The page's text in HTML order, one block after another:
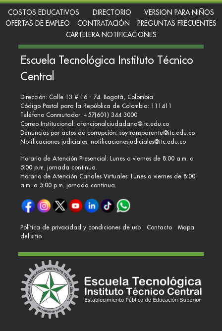
COSTOS EDUCATIVOS DIRECTORIO
VERSION PARA NIÑOS
OFERTAS DE EMPLEO
CONTRATACIÓN
PREGUNTAS FRECUENTES
CARTELERA NOTIFICACIONES
Escuela Tecnológica Instituto Técnico
Central
Dirección: Calle 13 # 16 - 74. Bogotá, Colombia
Código Postal para la República de Colombia: 111411
Teléfono Conmutador: +57(601) 344 3000
Correo Institucional: atencionalciudadano@itc.edu.co
Denuncias por actos de corrupción: soytransparente@itc.edu.co
Notificaciones judiciales: notificacionesjudiciales@itc.edu.co
Horario de Atención Presencial: Lunes a viernes de 8:00 a.m. a
5:00 p.m. jornada continua.
Horario de Atención Canales Virtuales: Lunes a viernes de 8:00
a.m. a 5:00 p.m. jornada continua.
Política de privacidad y condiciones de uso Contacto
Mapa
del sitio